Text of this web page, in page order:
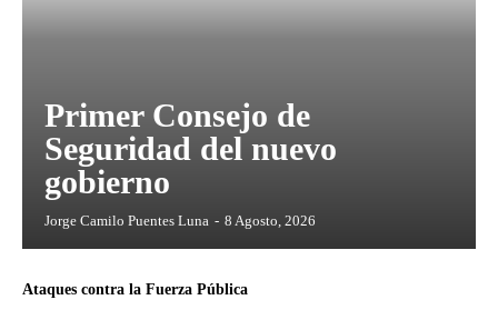
Primer Consejo de
Seguridad del nuevo
gobierno
Jorge Camilo Puentes Luna - 8 Agosto, 2026
Ataques contra la Fuerza Pública